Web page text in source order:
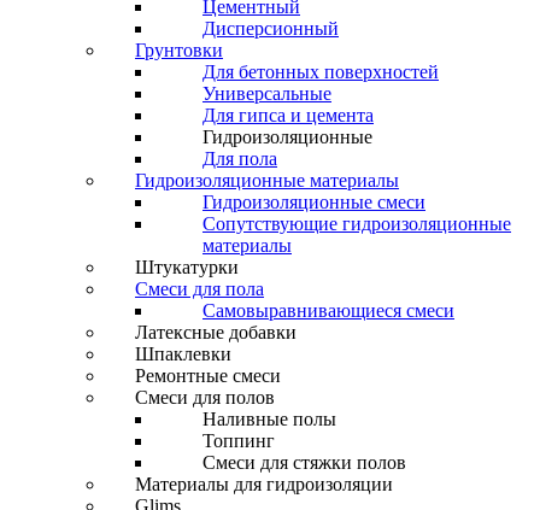
Цементный
Дисперсионный
Грунтовки
Для бетонных поверхностей
Универсальные
Для гипса и цемента
Гидроизоляционные
Для пола
Гидроизоляционные материалы
Гидроизоляционные смеси
Сопутствующие гидроизоляционные
материалы
Штукатурки
Смеси для пола
Самовыравнивающиеся смеси
Латексные добавки
Шпаклевки
Ремонтные смеси
Смеси для полов
Наливные полы
Топпинг
Смеси для стяжки полов
Материалы для гидроизоляции
Glims